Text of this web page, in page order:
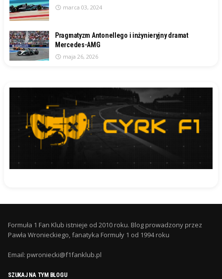
marca 03, 2024
Pragmatyzm Antonellego i inżynieryjny dramat
Mercedes-AMG
maja 26, 2026
Formuła 1 Fan Klub istnieje od 2010 roku. Blog prowadzony przez
Pawła Wronieckiego, fanatyka Formuły 1 od 1994 roku
Email: pwroniecki@f1fanklub.pl
SZUKAJ NA TYM BLOGU